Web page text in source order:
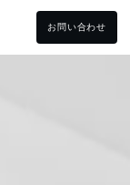
お問い合わせ